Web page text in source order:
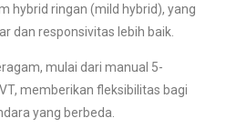
hybrid ringan (mild hybrid), yang
dan responsivitas lebih baik.
mulai dari manual 5-
memberikan fleksibilitas bagi
yang berbeda.